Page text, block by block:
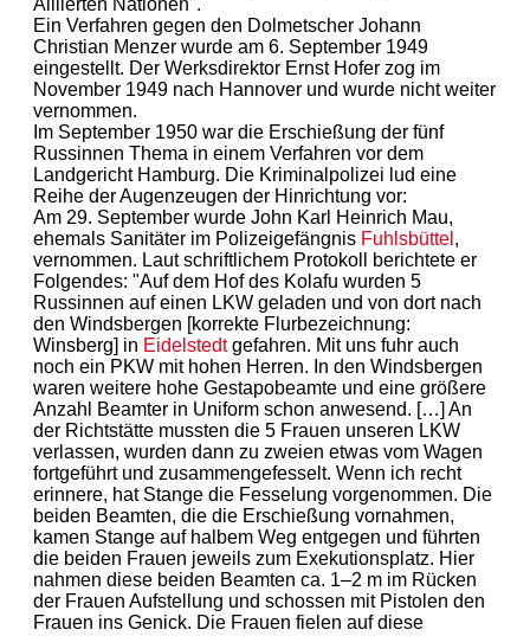
Ein Verfahren gegen den Dolmetscher Johann
Christian Menzer wurde am 6. September 1949
eingestellt. Der Werksdirektor Ernst Hofer zog im
November 1949 nach Hannover und wurde nicht weiter
vernommen.
Im September 1950 war die Erschießung der fünf
Russinnen Thema in einem Verfahren vor dem
Landgericht Hamburg. Die Kriminalpolizei lud eine
Reihe der Augenzeugen der Hinrichtung vor:
Am 29. September wurde John Karl Heinrich Mau,
ehemals Sanitäter im Polizeigefängnis Fuhlsbüttel ,
vernommen. Laut schriftlichem Protokoll berichtete er
Folgendes: "Auf dem Hof des Kolafu wurden 5
Russinnen auf einen LKW geladen und von dort nach
den Windsbergen [korrekte Flurbezeichnung:
Winsberg] in Eidelstedtgefahren. Mit uns fuhr auch
noch ein PKW mit hohen Herren. In den Windsbergen
waren weitere hohe Gestapobeamte und eine größere
Anzahl Beamter in Uniform schon anwesend. […] An
der Richtstätte mussten die 5 Frauen unseren LKW
verlassen, wurden dann zu zweien etwas vom Wagen
fortgeführt und zusammengefesselt. Wenn ich recht
erinnere, hat Stange die Fesselung vorgenommen. Die
beiden Beamten, die die Erschießung vornahmen,
kamen Stange auf halbem Weg entgegen und führten
die beiden Frauen jeweils zum Exekutionsplatz. Hier
nahmen diese beiden Beamten ca. 1–2 m im Rücken
der Frauen Aufstellung und schossen mit Pistolen den
Frauen ins Genick. Die Frauen fielen auf diese